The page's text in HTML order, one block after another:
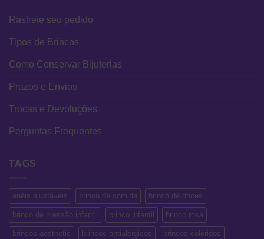
Rastreie seu pedido
Tipos de Brincos
Como Conservar Bijuterias
Prazos e Envios
Trocas e Devoluções
Perguntas Frequentes
TAGS
anéis ajustáveis brinco de comida brinco de doces
brinco de pressão infantil brinco infantil brinco rosa
brincos aesthetic brincos antialérgicos brincos coloridos